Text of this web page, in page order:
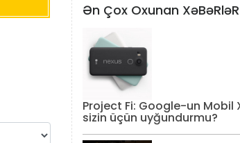
Ən Çox Oxunan XəBəRləR
Project Fi: Google-un Mobil
sizin üçün uyğundurmu?